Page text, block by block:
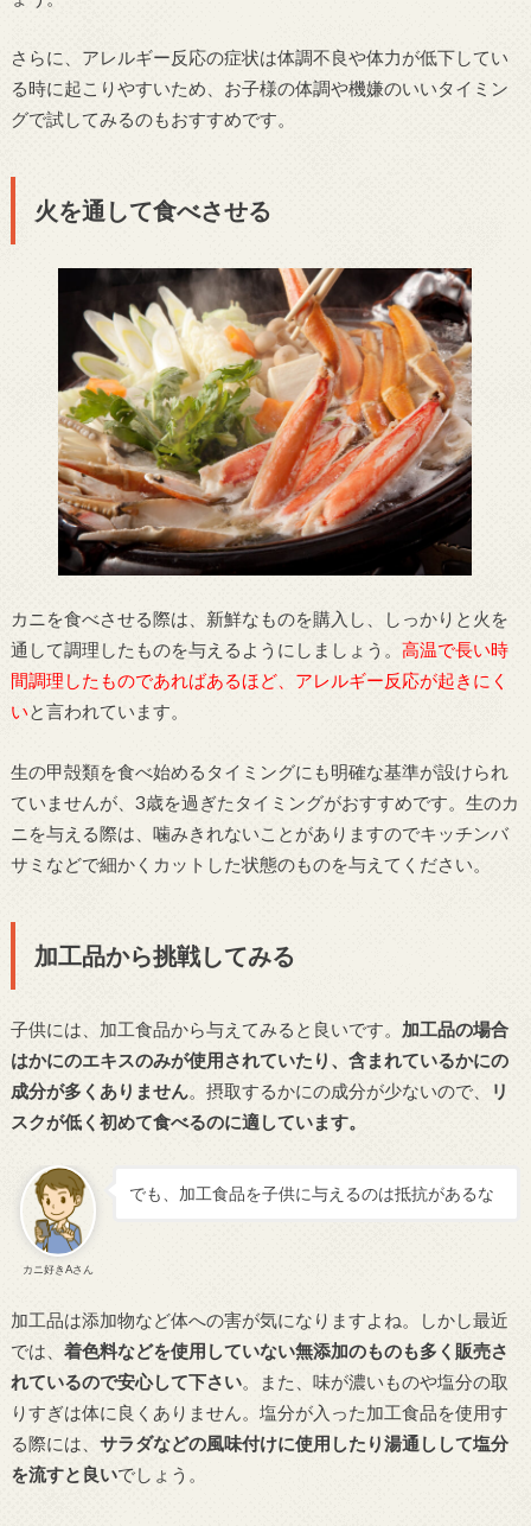
さらに、アレルギー反応の症状は体調不良や体力が低下してい
る時に起こりやすいため、お子様の体調や機嫌のいいタイミン
グで試してみるのもおすすめです。
火を通して食べさせる
カニを食べさせる際は、新鮮なものを購入し、しっかりと火を
通して調理したものを与えるようにしましょう。 高温で長い時
間調理したものであればあるほど、アレルギー反応が起きにく
いと言われています。
生の甲殻類を食べ始めるタイミングにも明確な基準が設けられ
ていませんが、3歳を過ぎたタイミングがおすすめです。生のカ
ニを与える際は、噛みきれないことがありますのでキッチンバ
サミなどで細かくカットした状態のものを与えてください。
加工品から挑戦してみる
子供には、加工食品から与えてみると良いです。 加工品の場合
はかにのエキスのみが使用されていたり、含まれているかにの
成分が多くありません。摂取するかにの成分が少ないので、
リ
スクが低く初めて食べるのに適しています。
カニ好きAさん
でも、加工食品を子供に与えるのは抵抗があるな
加工品は添加物など体への害が気になりますよね。しかし最近
では、 着色料などを使用していない無添加のものも多く販売さ
れているので安心して下さい。また、味が濃いものや塩分の取
りすぎは体に良くありません。塩分が入った加工食品を使用す
る際には、 サラダなどの風味付けに使用したり湯通しして塩分
を流すと良いでしょう。